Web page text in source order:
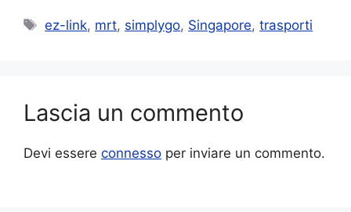
Tag
ez-link, mrt, simplygo, Singapore,trasporti
Lascia un commento
Devi essere connesso per inviare un commento.